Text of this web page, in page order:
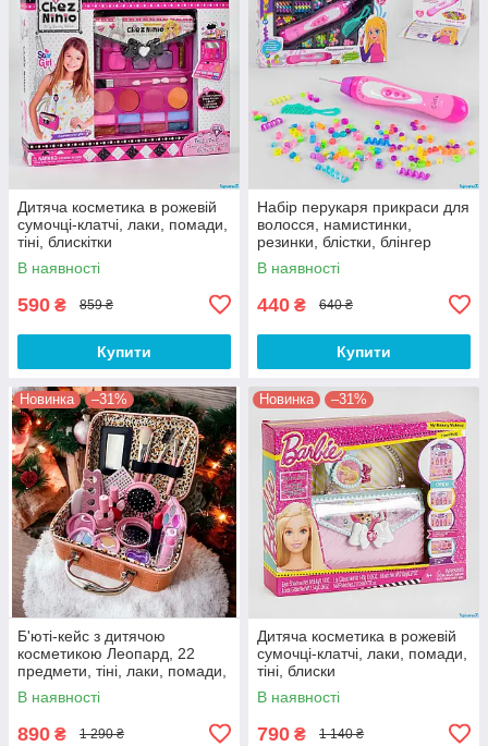
Дитяча косметика в рожевій
сумочці-клатчі, лаки, помади,
тіні, блискітки
В наявності
590 ₴ 859 ₴
Купити
Набір перукаря прикраси для
волосся, намистинки,
резинки, блістки, блінгер
В наявності
440 ₴ 640 ₴
Купити
Новинка –31%
Б'юті-кейс з дитячою
косметикою Леопард, 22
предмети, тіні, лаки, помади,
розчіска, набір пензлей
В наявності
890 ₴ 1 290 ₴
Новинка –31%
Дитяча косметика в рожевій
сумочці-клатчі, лаки, помади,
тіні, блиски
В наявності
790 ₴ 1 140 ₴